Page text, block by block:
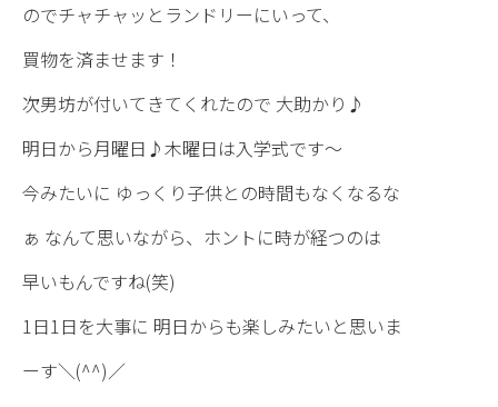
のでチャチャッとランドリーにいって、
買物を済ませます！
次男坊が付いてきてくれたので 大助かり♪
明日から月曜日♪木曜日は入学式です〜
今みたいに ゆっくり子供との時間もなくなるな
ぁ なんて思いながら、ホントに時が経つのは
早いもんですね(笑)
1日1日を大事に 明日からも楽しみたいと思いま
ーす＼(^^)／